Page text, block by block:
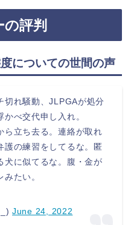
評判
についての世間の声
切れ騒動、JLPGAが処分
べ交代申し入れ。
ら立ち去る。連絡が取れ
護の練習をしてるな。匿
犬に似てるな。腹・金が
たい。
June 24, 2022